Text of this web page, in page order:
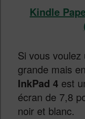
Kindle
Si vous
grande mais
InkPad 4est
écran de 7,8
noir et blanc.